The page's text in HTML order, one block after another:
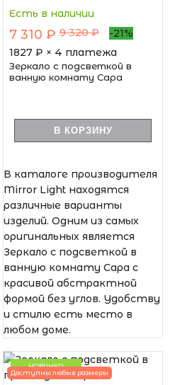
Есть в наличии
7 310 ₽ 9 320 ₽
-21%
1827 ₽ × 4 платежа
Зеркало с подсветкой в
ванную комнату Сара
В КОРЗИНУ
В каталоге производителя
Mirror Light находятся
различные варианты
изделий. Одним из самых
оригинальных является
Зеркало с подсветкой в
ванную комнату Сара с
красивой абстрактной
формой без углов. Удобству
и стилю есть место в
любом доме.
НОВИНКА
Доступны любые размеры